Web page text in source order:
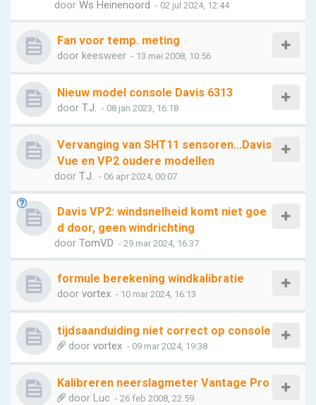
door Ws Heinenoord - 02 jul 2024, 12:44
Fan voor temp. meting
door keesweer - 13 mei 2008, 10:56
Nieuw model console Davis 6313
door T.J. - 08 jan 2023, 16:18
Vervanging van SHT11 sensoren...Davis
Vue en VP2 oudere modellen
door T.J. - 06 apr 2024, 00:07
Davis VP2: windsnelheid komt niet goe
d door, geen windrichting
door TomVD - 29 mar 2024, 16:37
formule berekening windkalibratie
door vortex - 10 mar 2024, 16:13
tijdsaanduiding niet correct op console
door vortex - 09 mar 2024, 19:38
Kalibreren neerslagmeter Vantage Pro
door Luc - 26 feb 2008, 22:59